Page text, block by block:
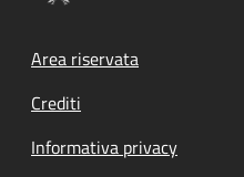
Footer menu
Area riservata
Crediti
Informativa privacy